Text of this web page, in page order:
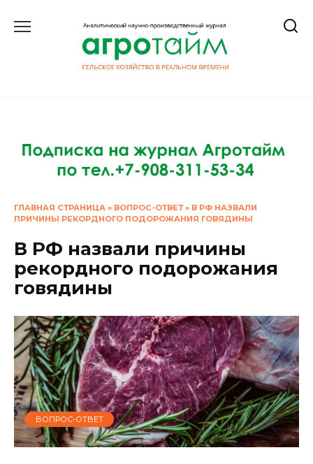
ГЛАВНАЯ СТРАНИЦА » ВОПРОС-ОТВЕТ» В РФ НАЗВАЛИ
ПРИЧИНЫ РЕКОРДНОГО ПОДОРОЖАНИЯ ГОВЯДИНЫ
В РФ назвали причины
рекордного подорожания
говядины
ВОПРОС-ОТВЕТ